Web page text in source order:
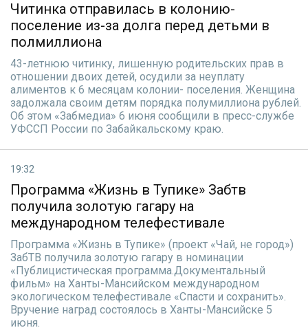
Читинка отправилась в колонию-
поселение из-за долга перед детьми в
полмиллиона
43-летнюю читинку, лишенную родительских прав в
отношении двоих детей, осудили за неуплату
алиментов к 6 месяцам колонии- поселения. Женщина
задолжала своим детям порядка полумиллиона рублей.
Об этом «Забмедиа» 6 июня сообщили в пресс-службе
УФССП России по Забайкальскому краю.
19:32
Программа «Жизнь в Тупике» Забтв
получила золотую гагару на
международном телефестивале
Программа «Жизнь в Тупике» (проект «Чай, не город»)
ЗабТВ получила золотую гагару в номинации
«Публицистическая программа.Документальный
фильм» на Ханты-Мансийском международном
экологическом телефестивале «Спасти и сохранить».
Вручение наград состоялось в Ханты-Мансийске 5
июня.